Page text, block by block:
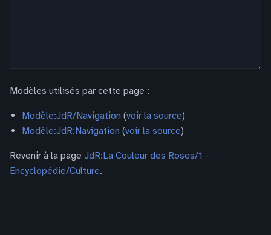
Modèles utilisés par cette page :
Modèle:JdR/Navigation (voir la source)
Modèle:JdR:Navigation (voir la source)
Revenir à la page JdR:La Couleur des Roses/1 -
Encyclopédie/Culture.